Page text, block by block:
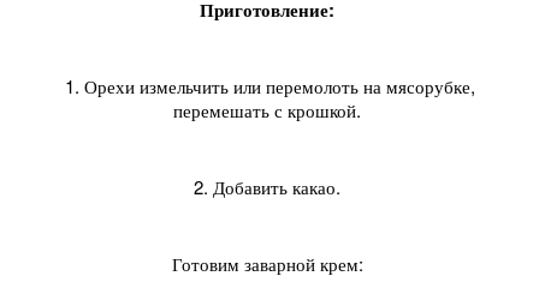
Приготовление:
1. Орехи измельчить или перемолоть на мясорубке,
перемешать с крошкой.
2. Добавить какао.
Готовим заварной крем: